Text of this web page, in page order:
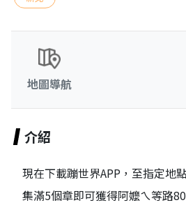
地圖導航
介紹
現在下載蹦世界APP，至指定地
集滿5個章即可獲得阿嬤ㄟ等路